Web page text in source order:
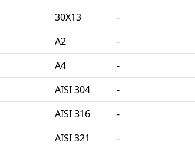
30Х13 -
A2 -
A4 -
AISI 304 -
AISI 316 -
AISI 321 -